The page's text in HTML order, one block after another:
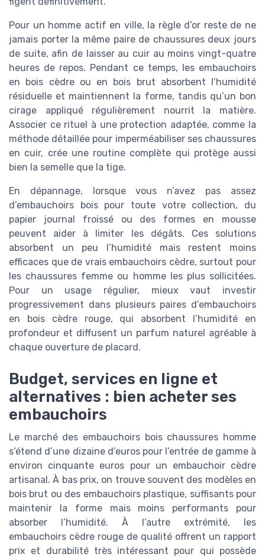
Pour un homme actif en ville, la règle d’or reste de ne
jamais porter la même paire de chaussures deux jours
de suite, afin de laisser au cuir au moins vingt-quatre
heures de repos. Pendant ce temps, les embauchoirs
en bois cèdre ou en bois brut absorbent l’humidité
résiduelle et maintiennent la forme, tandis qu’un bon
cirage appliqué régulièrement nourrit la matière.
Associer ce rituel à une protection adaptée, comme la
méthode détaillée pour imperméabiliser ses chaussures
en cuir, crée une routine complète qui protège aussi
bien la semelle que la tige.
En dépannage, lorsque vous n’avez pas assez
d’embauchoirs bois pour toute votre collection, du
papier journal froissé ou des formes en mousse
peuvent aider à limiter les dégâts. Ces solutions
absorbent un peu l’humidité mais restent moins
efficaces que de vrais embauchoirs cèdre, surtout pour
les chaussures femme ou homme les plus sollicitées.
Pour un usage régulier, mieux vaut investir
progressivement dans plusieurs paires d’embauchoirs
en bois cèdre rouge, qui absorbent l’humidité en
profondeur et diffusent un parfum naturel agréable à
chaque ouverture de placard.
Budget, services en ligne et
alternatives : bien acheter ses
embauchoirs
Le marché des embauchoirs bois chaussures homme
s’étend d’une dizaine d’euros pour l’entrée de gamme à
environ cinquante euros pour un embauchoir cèdre
artisanal. À bas prix, on trouve souvent des modèles en
bois brut ou des embauchoirs plastique, suffisants pour
maintenir la forme mais moins performants pour
absorber l’humidité. À l’autre extrémité, les
embauchoirs cèdre rouge de qualité offrent un rapport
prix et durabilité très intéressant pour qui possède